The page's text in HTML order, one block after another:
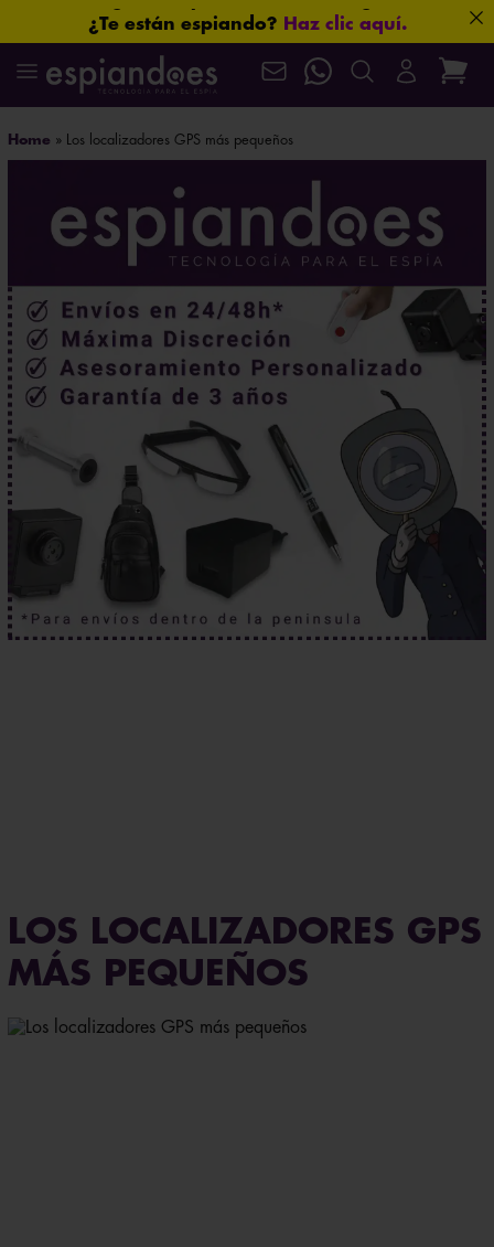
Home » Los localizadores GPS más pequeños
LOS LOCALIZADORES GPS
MÁS PEQUEÑOS
¿Te están espiando? Haz clic aquí.
Mira nuestros productos en acción en el
canal oficial de YouTube.
Localiza en segundos.
Haz clic aquí.
Tamaño mini. Prestaciones de gigante.
Máxima confidencialidad: paquetes neutros que
protegen su privacidad
Mira sin ser visto. Haz clic aquí.
¿Necesitas asesoramiento especializado?
Habla ahoracon nuestros expertos.
¿Y si ya te están vigilando?
Haz clic aquí.
¿Seguro que no hablan de ti?
Haz clic aquí.
Que no se te escape nada.Haz clic aquí.
La ubicación nunca miente.
Haz clic aquí.
Algunas imágenes lo cambian todo.
Haz clic aquí.
Envío gratuito en pedidos superiores a 60 €
Aprueba cualquier examen. Haz clic aquí.
Asistencia postventa garantizada de por vida
Más seguridad para ti: 3 años de garantía.